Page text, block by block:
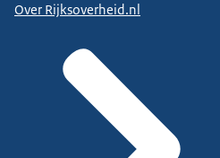
Over Rijksoverheid.nl